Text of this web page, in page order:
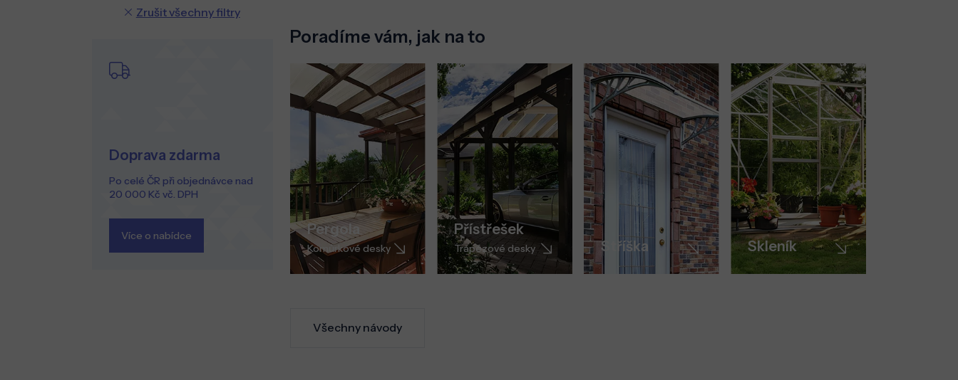
Zrušit všechny filtry
Doprava zdarma
Po celé ČR při objednávce nad
20 000 Kč vč. DPH
Více o nabídce
Poradíme vám, jak na to
Pergola
Komůrkové desky
Přístřešek
Trapézové desky Stříška Skleník
Všechny návody